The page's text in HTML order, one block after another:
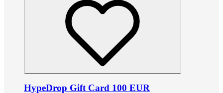
HypeDrop Gift Card 100 EUR